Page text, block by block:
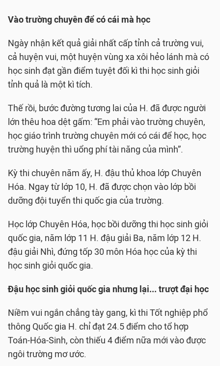
Vào trường chuyên để có cái mà học
Ngày nhận kết quả giải nhất cấp tỉnh cả trường vui,
cả huyện vui, một huyện vùng xa xôi hẻo lánh mà có
học sinh đạt gần điểm tuyệt đối kì thi học sinh giỏi
tỉnh quả là một kì tích.
Thế rồi, bước đường tương lai của H. đã được người
lớn thêu hoa dệt gấm: “Em phải vào trường chuyên,
học giáo trình trường chuyên mới có cái để học, học
trường huyện thì uổng phí tài năng của mình”.
Kỳ thi chuyên năm ấy, H. đậu thủ khoa lớp Chuyên
Hóa. Ngay từ lớp 10, H. đã được chọn vào lớp bồi
dưỡng đội tuyển thi quốc gia của trường.
Học lớp Chuyên Hóa, học bồi dưỡng thi học sinh giỏi
quốc gia, năm lớp 11 H. đậu giải Ba, năm lớp 12 H.
đậu giải Nhì, đứng tốp 30 môn Hóa học của kỳ thi
học sinh giỏi quốc gia.
Đậu học sinh giỏi quốc gia nhưng lại... trượt đại học
Niềm vui ngắn chẳng tày gang, kì thi Tốt nghiệp phổ
thông Quốc gia H. chỉ đạt 24.5 điểm cho tổ hợp
Toán-Hóa-Sinh, còn thiếu 4 điểm nữa mới vào được
ngôi trường mơ ước.